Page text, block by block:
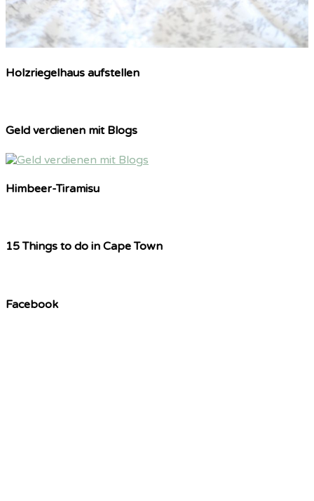
Holzriegelhaus aufstellen
Geld verdienen mit Blogs
Himbeer-Tiramisu
15 Things to do in Cape Town
Facebook